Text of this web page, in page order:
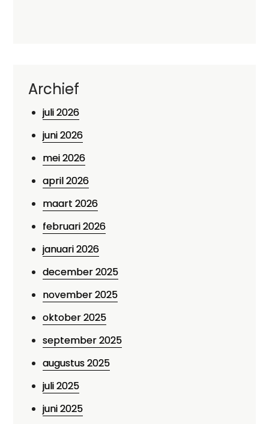
Archief
juli 2026
juni 2026
mei 2026
april 2026
maart 2026
februari 2026
januari 2026
december 2025
november 2025
oktober 2025
september 2025
augustus 2025
juli 2025
juni 2025